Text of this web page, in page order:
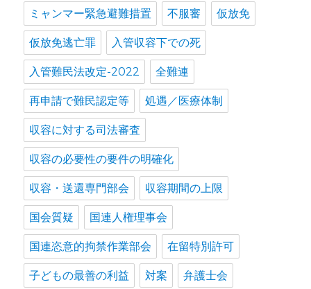
ミャンマー緊急避難措置 不服審 仮放免
仮放免逃亡罪 入管収容下での死
入管難民法改定-2022 全難連
再申請で難民認定等 処遇／医療体制
収容に対する司法審査
収容の必要性の要件の明確化
収容・送還専門部会 収容期間の上限
国会質疑 国連人権理事会
国連恣意的拘禁作業部会 在留特別許可
子どもの最善の利益 対案 弁護士会